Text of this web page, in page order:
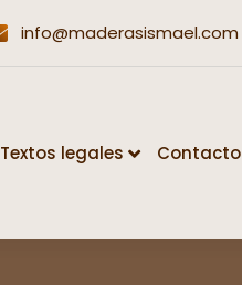
info@maderasismael.com
Textos legales Contacto